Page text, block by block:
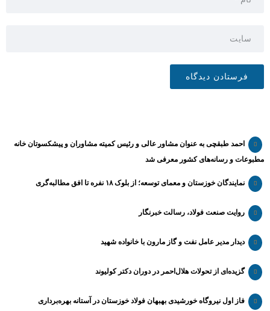
احمد طبقچی به عنوان مشاور عالی و رئیس کمیته مشاوران و پیشکسوتان خانه
مطبوعات و رسانه‌های کشور معرفی شد
نمایندگان خوزستان و معمای توسعه؛ از بلوک ۱۸ نفره تا افق مطالبه‌گری
روایت صنعت فولاد،‌ رسالت خبرنگار
دیدار مدیر عامل نفت و گاز مارون با خانواده شهید
گزیده‌ای از تحولات هلال‌احمر در دوران دکتر کولیوند
فاز اول نیروگاه خورشیدی بهبهان فولاد خوزستان در آستانه بهره‌برداری